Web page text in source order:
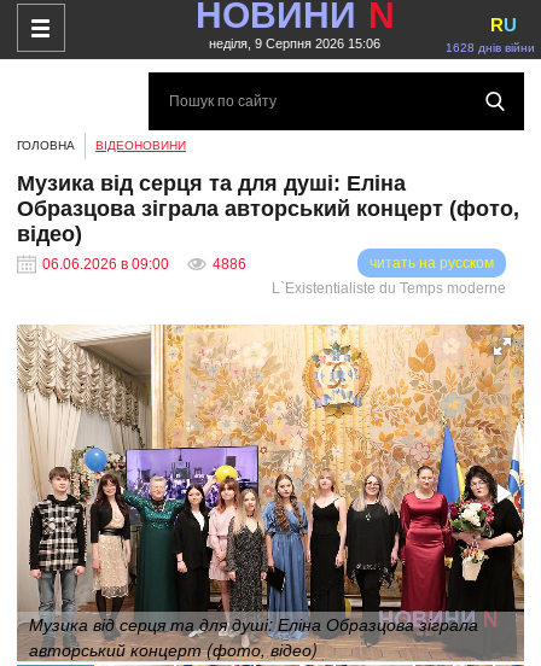
НОВИНИ N
неділя, 9 Серпня 2026 15:06 1628 днів війни
RU
ГОЛОВНА ВІДЕОНОВИНИ
Музика від серця та для душі: Еліна
Образцова зіграла авторський концерт (фото,
відео)
06.06.2026 в 09:00 4886
читать на русском
L`Existentialiste du Temps moderne
Музика від серця та для душі: Еліна Образцова зіграла
авторський концерт (фото, відео)